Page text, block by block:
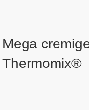
Mega
Thermomix®